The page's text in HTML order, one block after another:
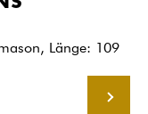
Länge: 109